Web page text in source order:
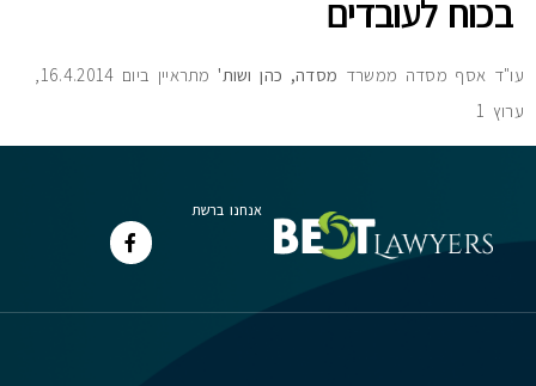
בכוח לעובדים
עו"ד אסף מסדה ממשרד מסדה, כהן ושות'
מתראיין ביום 16.4.2014,
ערוץ 1
אנחנו ברשת